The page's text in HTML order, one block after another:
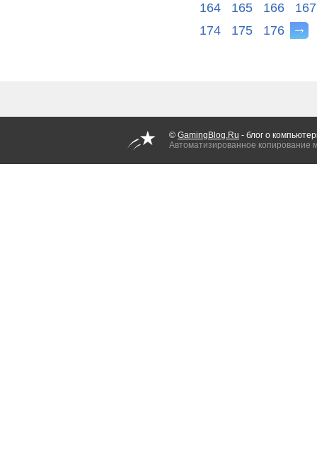
164
165 166
167
174
175 176
© GamingBlog.Ru - блог о
Автоматизированное копирование